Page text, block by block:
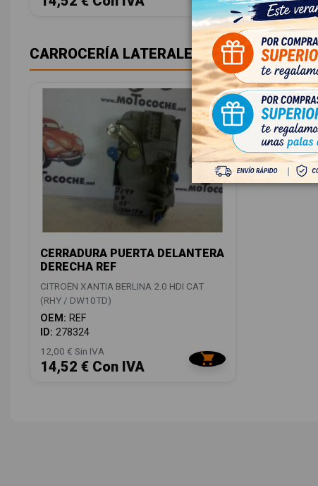
CARROCERÍA LATERALES
CERRADURA PUERTA DELANTERA
DERECHA REF
CITROËN XANTIA BERLINA 2.0 HDI CAT
(RHY / DW10TD)
OEM: REF
ID: 278324
12,00 € Sin IVA
14,52 € Con IVA